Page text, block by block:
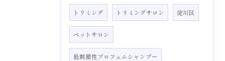
トリミング トリミングサロン 淀川区
ペットサロン
低刺激性プロフェムシャンプー